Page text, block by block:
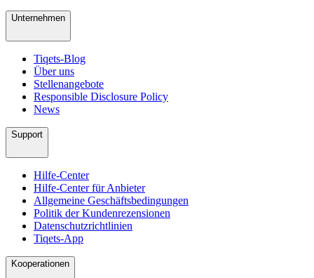
Unternehmen
Tiqets-Blog
Über uns
Stellenangebote
Responsible Disclosure Policy
News
Support
Hilfe-Center
Hilfe-Center für Anbieter
Allgemeine Geschäftsbedingungen
Politik der Kundenrezensionen
Datenschutzrichtlinien
Tiqets-App
Kooperationen